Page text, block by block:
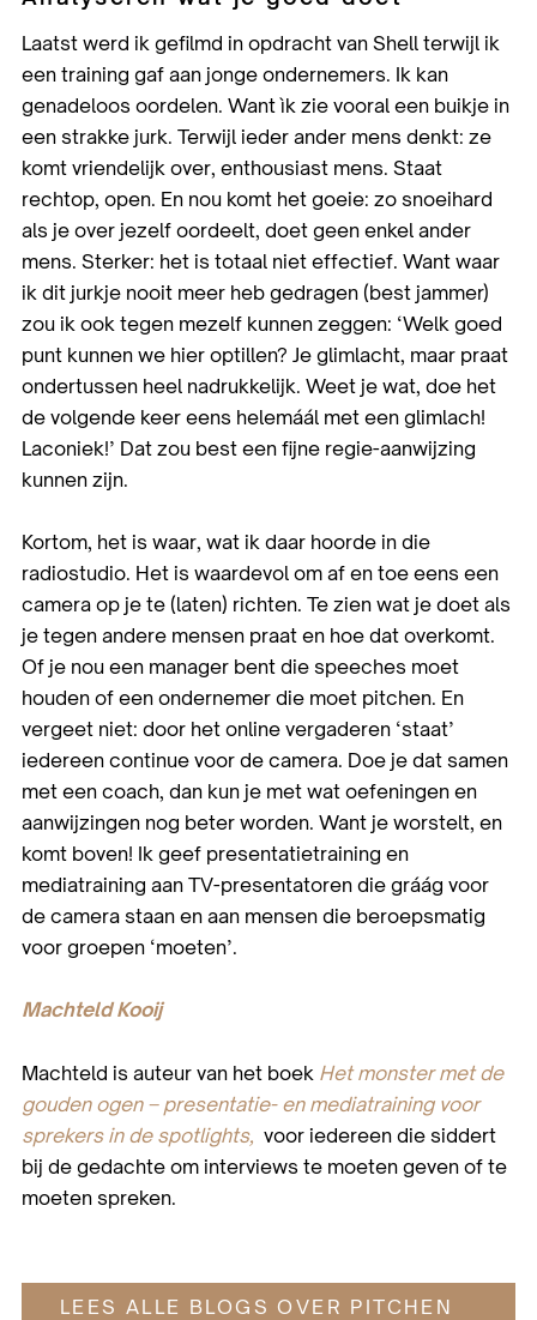
Laatst werd ik gefilmd in opdracht van Shell terwijl ik
een training gaf aan jonge ondernemers. Ik kan
genadeloos oordelen. Want ìk zie vooral een buikje in
een strakke jurk. Terwijl ieder ander mens denkt: ze
komt vriendelijk over, enthousiast mens. Staat
rechtop, open. En nou komt het goeie: zo snoeihard
als je over jezelf oordeelt, doet geen enkel ander
mens. Sterker: het is totaal niet effectief. Want waar
ik dit jurkje nooit meer heb gedragen (best jammer)
zou ik ook tegen mezelf kunnen zeggen: ‘Welk goed
punt kunnen we hier optillen? Je glimlacht, maar praat
ondertussen heel nadrukkelijk. Weet je wat, doe het
de volgende keer eens helemáál met een glimlach!
Laconiek!’ Dat zou best een fijne regie-aanwijzing
kunnen zijn.
Kortom, het is waar, wat ik daar hoorde in die
radiostudio. Het is waardevol om af en toe eens een
camera op je te (laten) richten. Te zien wat je doet als
je tegen andere mensen praat en hoe dat overkomt.
Of je nou een manager bent die speeches moet
houden of een ondernemer die moet pitchen. En
vergeet niet: door het online vergaderen ‘staat’
iedereen continue voor de camera. Doe je dat samen
met een coach, dan kun je met wat oefeningen en
aanwijzingen nog beter worden. Want je worstelt, en
komt boven! Ik geef presentatietraining en
mediatraining aan TV-presentatoren die gráág voor
de camera staan en aan mensen die beroepsmatig
voor groepen ‘moeten’.
Machteld Kooij
Machteld is auteur van het boek Het monster met de
gouden ogen – presentatie- en mediatraining voor
sprekers in de spotlights, voor iedereen die siddert
bij de gedachte om interviews te moeten geven of te
moeten spreken.
LEES ALLE BLOGS OVER PITCHEN